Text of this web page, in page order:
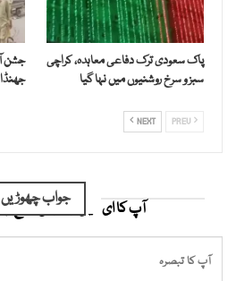
پاک سعودی ترک دفاعی معاہدہ، کراچی
سبز و سرخ روشنیوں میں نہا گیا
جشن
NEXT
جواب چھوڑیں
آپ کا ای میل ایڈریس شائع